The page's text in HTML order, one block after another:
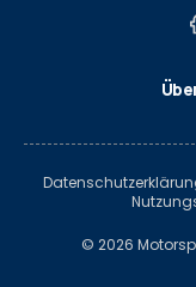
© 2026